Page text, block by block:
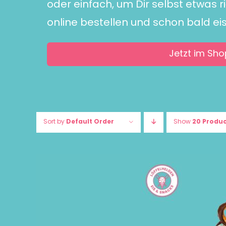
oder einfach, um Dir selbst etwas
online bestellen und schon bald
Jetzt im
Sort by Default Order Show 20